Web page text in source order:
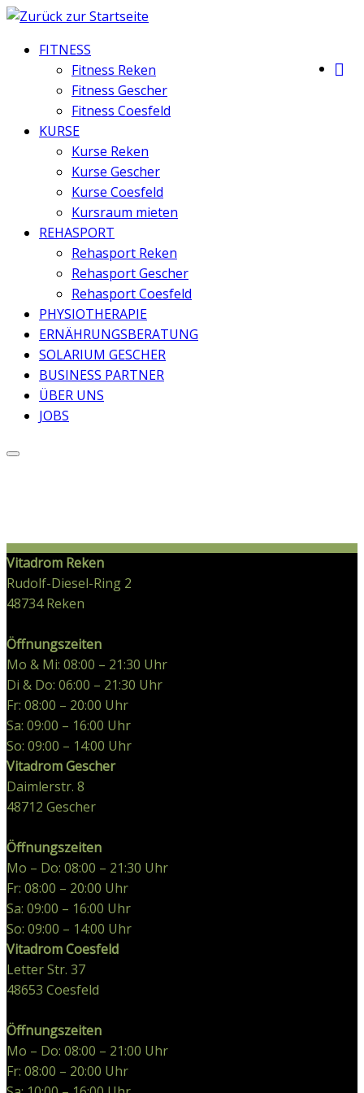
Zum
springenFITNESS
Fitness Reken
Fitness Gescher
Fitness Coesfeld
KURSE
Kurse Reken
Kurse Gescher
Kurse Coesfeld
Kursraum mieten
REHASPORT
Rehasport Reken
Rehasport Gescher
Rehasport Coesfeld
PHYSIOTHERAPIE
ERNÄHRUNGSBERATUNG
SOLARIUM GESCHER
BUSINESS PARTNER
ÜBER UNS
JOBS
Vitadrom Reken
Rudolf-Diesel-Ring 2
48734 Reken
Öffnungszeiten
Mo & Mi: 08:00 – 21:30 Uhr
Di & Do: 06:00 – 21:30 Uhr
Fr: 08:00 – 20:00 Uhr
Sa: 09:00 – 16:00 Uhr
So: 09:00 – 14:00 Uhr
Vitadrom Gescher
Daimlerstr. 8
48712 Gescher
Öffnungszeiten
Mo – Do: 08:00 – 21:30 Uhr
Fr: 08:00 – 20:00 Uhr
Sa: 09:00 – 16:00 Uhr
So: 09:00 – 14:00 Uhr
Vitadrom Coesfeld
Letter Str. 37
48653 Coesfeld
Öffnungszeiten
Mo – Do: 08:00 – 21:00 Uhr
Fr: 08:00 – 20:00 Uhr